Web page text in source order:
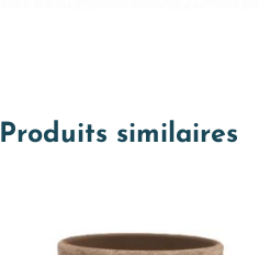
Produits similaires